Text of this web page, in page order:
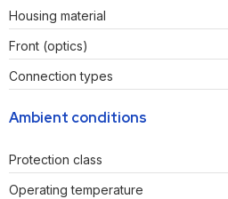
Housing material
Front (optics)
Connection types
Ambient conditions
Protection class
Operating temperature